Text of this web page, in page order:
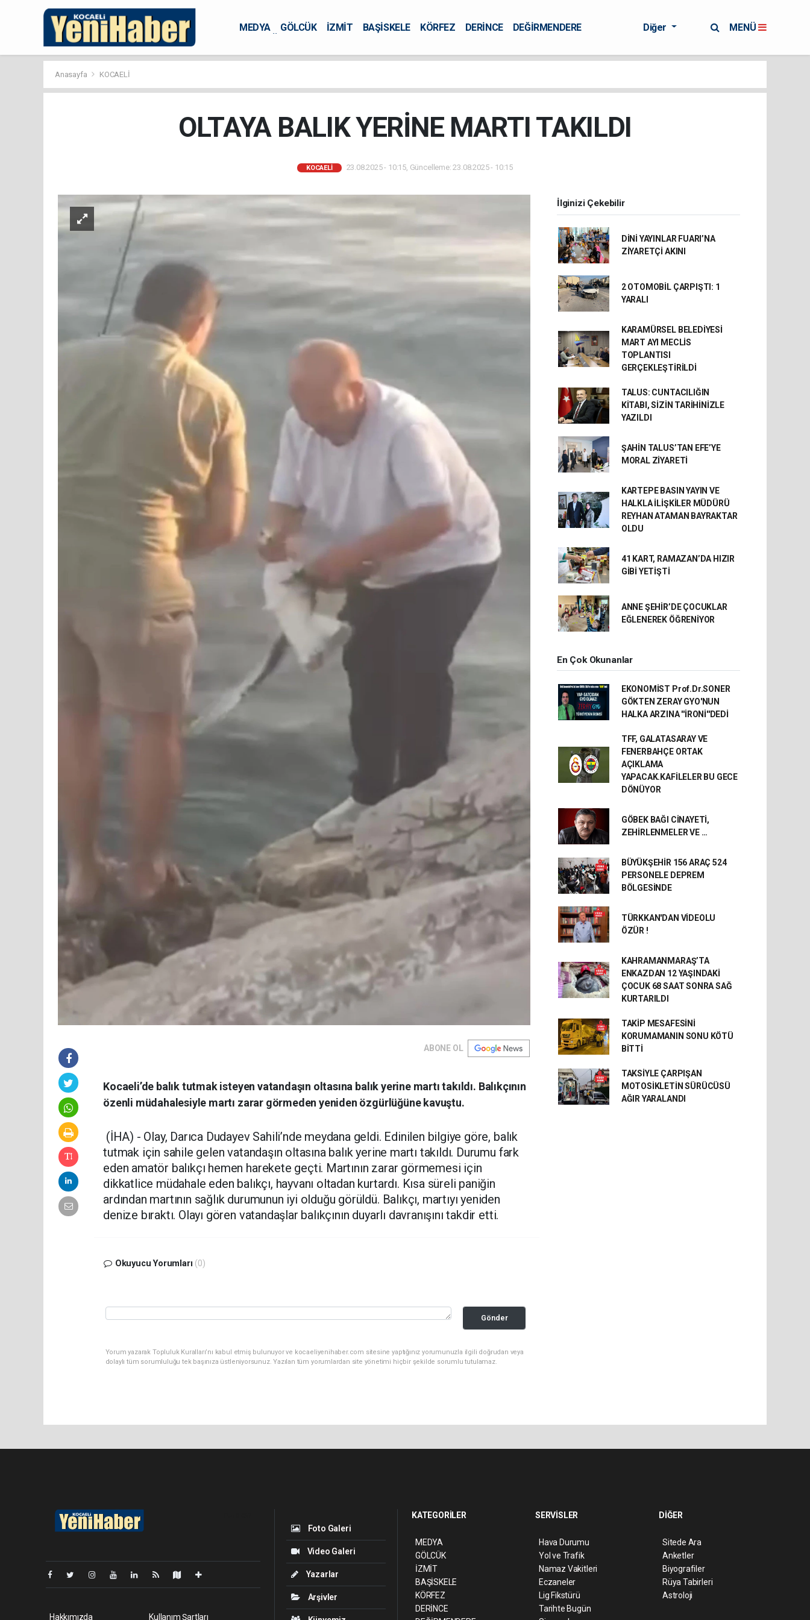
MEDYA GÖLCÜK İZMİT BAŞİSKELE KÖRFEZ DERİNCE
DEĞİRMENDERE
Diğer MENÜ
Anasayfa KOCAELİ
OLTAYA BALIK YERİNE MARTI TAKILDI
KOCAELİ 23.08.2025 - 10:15, Güncelleme: 23.08.2025 - 10:15
ABONE OL
Kocaeli’de balık tutmak isteyen vatandaşın oltasına balık yerine martı takıldı. Balıkçının
özenli müdahalesiyle martı zarar görmeden yeniden özgürlüğüne kavuştu.
(İHA) - Olay, Darıca Dudayev Sahili’nde meydana geldi. Edinilen bilgiye göre, balık
tutmak için sahile gelen vatandaşın oltasına balık yerine martı takıldı. Durumu fark
eden amatör balıkçı hemen harekete geçti. Martının zarar görmemesi için
dikkatlice müdahale eden balıkçı, hayvanı oltadan kurtardı. Kısa süreli paniğin
ardından martının sağlık durumunun iyi olduğu görüldü. Balıkçı, martıyı yeniden
denize bıraktı. Olayı gören vatandaşlar balıkçının duyarlı davranışını takdir etti.
Okuyucu Yorumları (0)
Gönder
Yorum yazarak Topluluk Kuralları’nı kabul etmiş bulunuyor ve kocaeliyenihaber.com sitesine yaptığınız yorumunuzla ilgili doğrudan veya
dolaylı tüm sorumluluğu tek başınıza üstleniyorsunuz. Yazılan tüm yorumlardan site yönetimi hiçbir şekilde sorumlu tutulamaz.
İlginizi Çekebilir
DİNİ YAYINLAR FUARI’NA
ZİYARETÇİ AKINI
2 OTOMOBİL ÇARPIŞTI: 1
YARALI
KARAMÜRSEL BELEDİYESİ
MART AYI MECLİS
TOPLANTISI
GERÇEKLEŞTİRİLDİ
TALUS: CUNTACILIĞIN
KİTABI, SİZİN TARİHİNİZLE
YAZILDI
ŞAHİN TALUS’TAN EFE’YE
MORAL ZİYARETİ
KARTEPE BASIN YAYIN VE
HALKLA İLİŞKİLER MÜDÜRÜ
REYHAN ATAMAN BAYRAKTAR
OLDU
41 KART, RAMAZAN’DA HIZIR
GİBİ YETİŞTİ
ANNE ŞEHİR’DE ÇOCUKLAR
EĞLENEREK ÖĞRENİYOR
En Çok Okunanlar
EKONOMİST Prof.Dr.SONER
GÖKTEN ZERAY GYO'NUN
HALKA ARZINA ''İRONİ''DEDİ
TFF, GALATASARAY VE
FENERBAHÇE ORTAK
AÇIKLAMA
YAPACAK.KAFİLELER BU GECE
DÖNÜYOR
GÖBEK BAĞI CİNAYETİ,
ZEHİRLENMELER VE …
BÜYÜKŞEHİR 156 ARAÇ 524
PERSONELE DEPREM
BÖLGESİNDE
TÜRKKAN'DAN VİDEOLU
ÖZÜR !
KAHRAMANMARAŞ’TA
ENKAZDAN 12 YAŞINDAKİ
ÇOCUK 68 SAAT SONRA SAĞ
KURTARILDI
TAKİP MESAFESİNİ
KORUMAMANIN SONU KÖTÜ
BİTTİ
TAKSİYLE ÇARPIŞAN
MOTOSİKLETİN SÜRÜCÜSÜ
AĞIR YARALANDI
Hakkımızda Kullanım Şartları
Foto Galeri
Video Galeri
Yazarlar
Arşivler
KATEGORİLER
MEDYA
GÖLCÜK
İZMİT
BAŞİSKELE
KÖRFEZ
DERİNCE
SERVİSLER
Hava Durumu
Yol ve Trafik
Namaz Vakitleri
Eczaneler
Lig Fikstürü
Tarihte Bugün
DİĞER
Sitede Ara
Anketler
Biyografiler
Rüya Tabirleri
Astroloji